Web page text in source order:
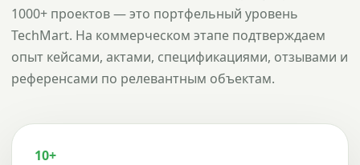
1000+ проектов — это портфельный уровень
TechMart. На коммерческом этапе подтверждаем
опыт кейсами, актами, спецификациями, отзывами и
референсами по релевантным объектам.
10+